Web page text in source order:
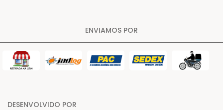
ENVIAMOS POR
DESENVOLVIDO POR